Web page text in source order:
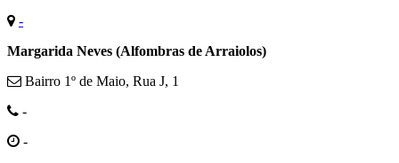
-
Margarida Neves (Alfombras de Arraiolos)
Bairro 1º de Maio, Rua J, 1
-
-